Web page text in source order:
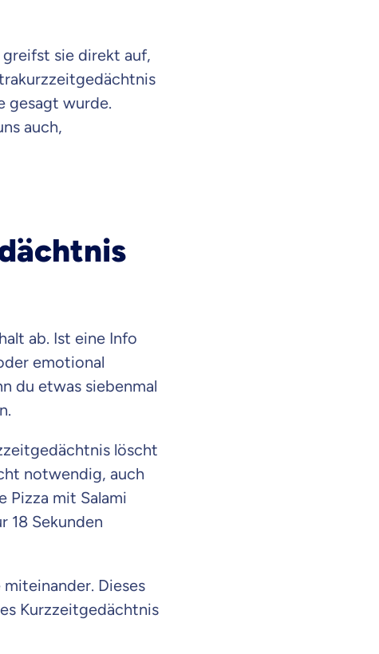
greifst sie direkt auf,
gesagt wurde.
auch,
ab. Ist eine Info
emotional
du etwas siebenmal
löscht
notwendig, auch
Pizza mit Salami
18 Sekunden
Dieses
Kurzzeitgedächtnis